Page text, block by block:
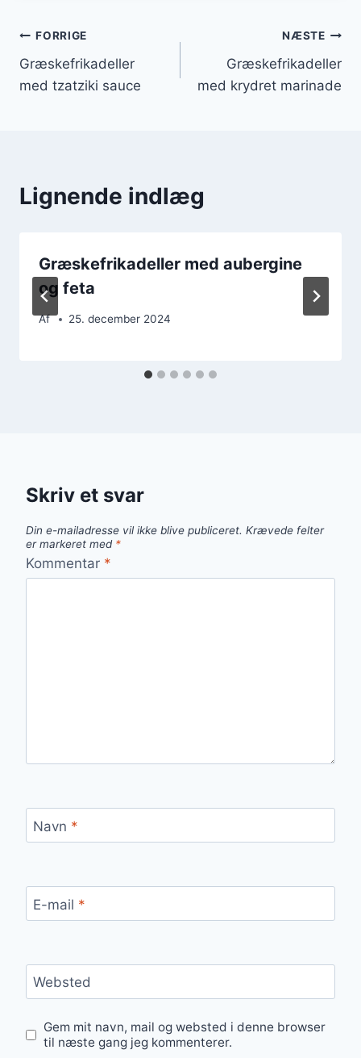
Indlægsnavigation
FORRIGE
Græskefrikadeller
med tzatziki sauce
NÆSTE
Græskefrikadeller
med krydret marinade
Lignende indlæg
Græskefrikadeller med aubergine
og feta
Af 25. december 2024
Skriv et svar
Din e-mailadresse vil ikke blive publiceret. Krævede felter
er markeret med *
Kommentar *
Navn *
E-mail *
Websted
Gem mit navn, mail og websted i denne browser
til næste gang jeg kommenterer.